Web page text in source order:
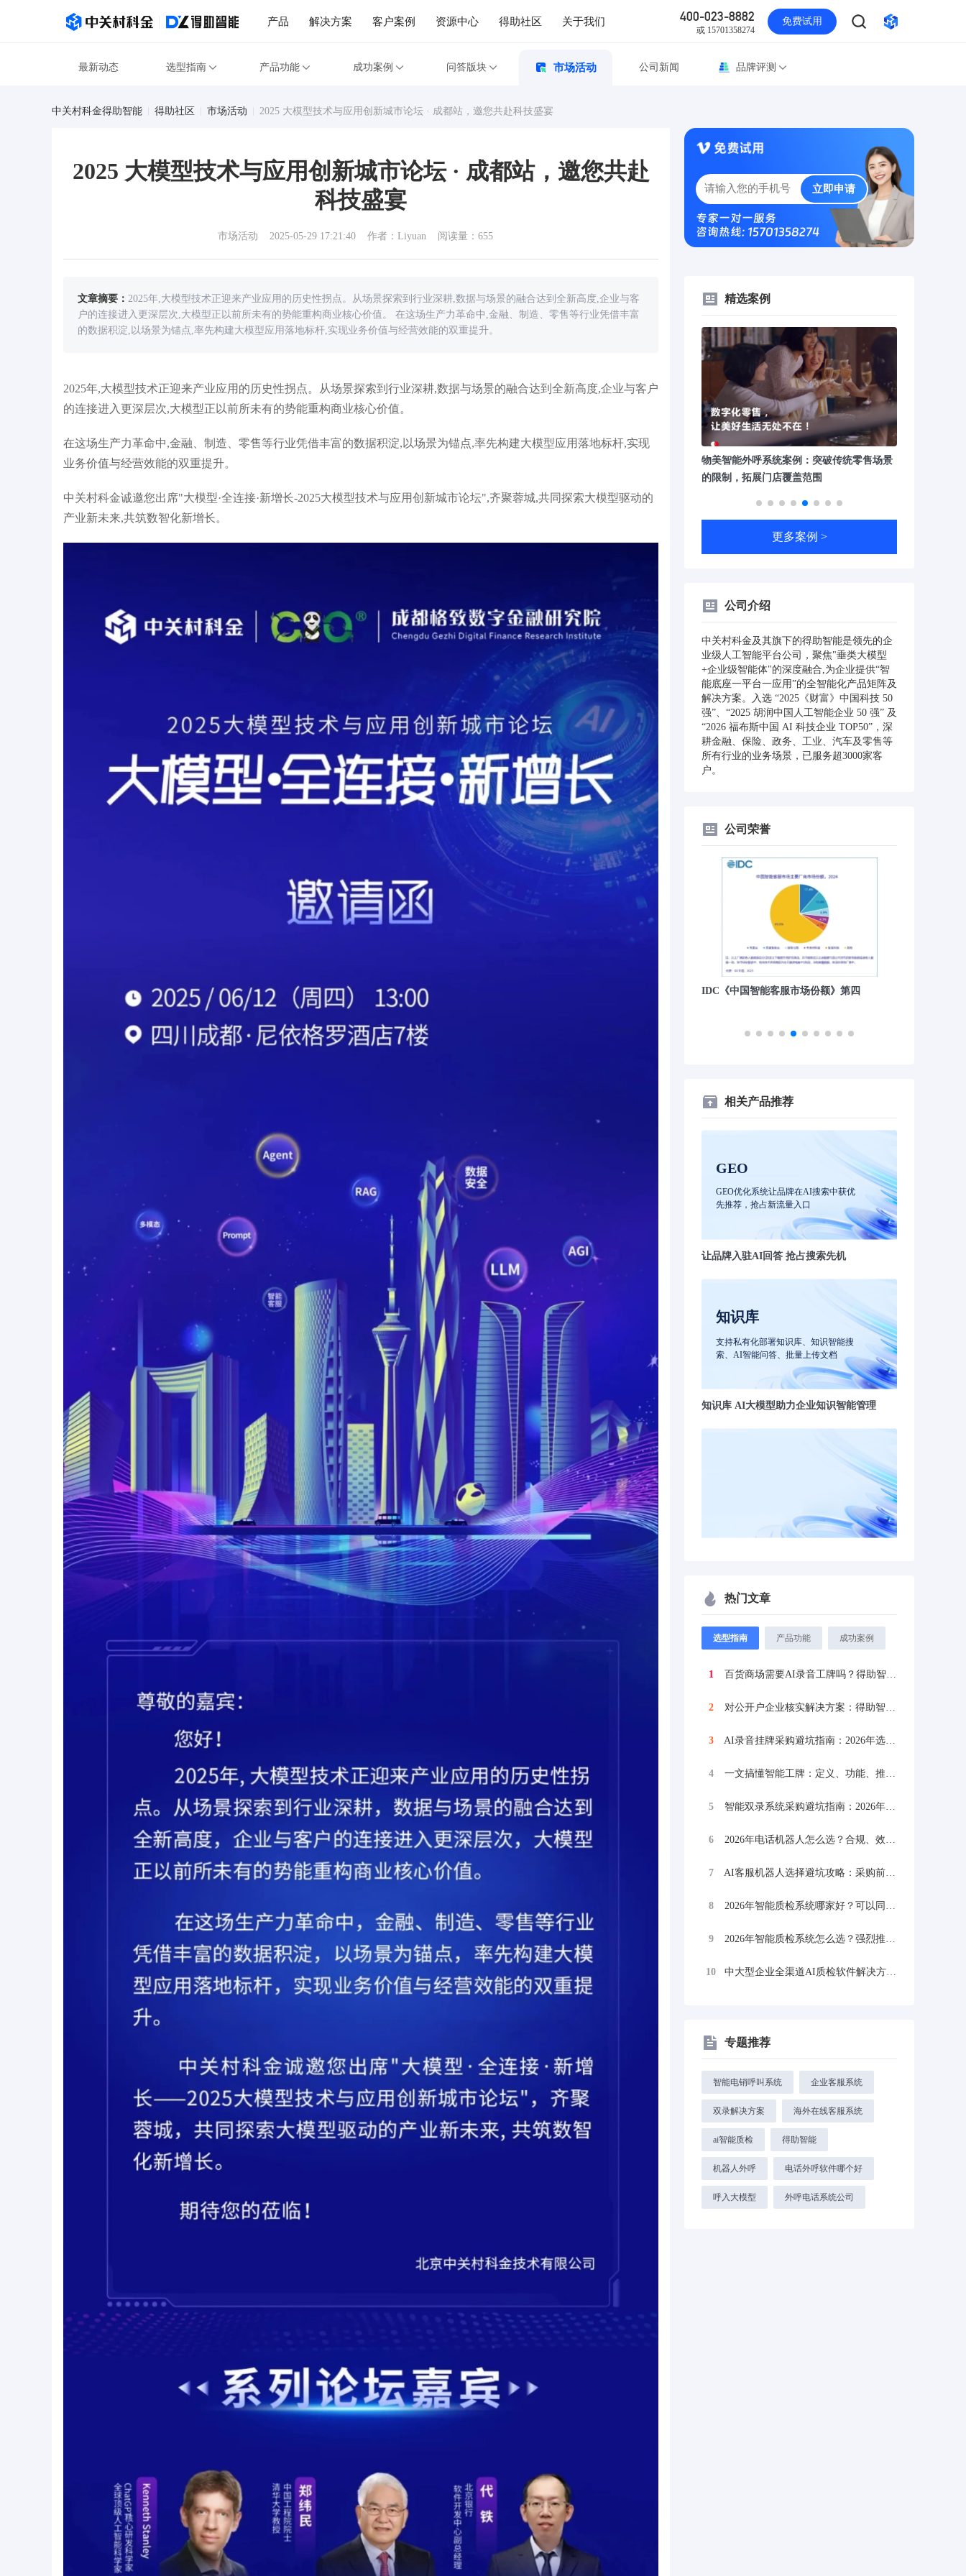
产品 解决方案 客户案例 资源中心 得助社区 关于我们 400-023-8882
或 15701358274
免费试用
最新动态 选型指南 产品功能 成功案例 问答版块 市场活动 公司新闻 品牌评测
中关村科金得助智能 得助社区 市场活动 2025 大模型技术与应用创新城市论坛 · 成都站，邀您共赴科技盛宴
2025 大模型技术与应用创新城市论坛 · 成都站，邀您共赴
科技盛宴
市场活动 2025-05-29 17:21:40 作者：Liyuan 阅读量：655
文章摘要： 2025年,大模型技术正迎来产业应用的历史性拐点。从场景探索到行业深耕,数据与场景的融合达到全新高度,企业与客
户的连接进入更深层次,大模型正以前所未有的势能重构商业核心价值。 在这场生产力革命中,金融、制造、零售等行业凭借丰富
的数据积淀,以场景为锚点,率先构建大模型应用落地标杆,实现业务价值与经营效能的双重提升。
2025年,大模型技术正迎来产业应用的历史性拐点。从场景探索到行业深耕,数据与场景的融合达到全新高度,企业与客户
的连接进入更深层次,大模型正以前所未有的势能重构商业核心价值。
在这场生产力革命中,金融、制造、零售等行业凭借丰富的数据积淀,以场景为锚点,率先构建大模型应用落地标杆,实现
业务价值与经营效能的双重提升。
中关村科金诚邀您出席"大模型·全连接·新增长-2025大模型技术与应用创新城市论坛",齐聚蓉城,共同探索大模型驱动的
产业新未来,共筑数智化新增长。
立即申请
专家一对一服务
咨询热线: 15701358274
精选案例
统案例：投诉录音量从 杭州医保：医保小智全时段智能应答、文字
中国工商银行企业微信SCRM案例：赋能生
产经营活动，提升线上营销效能
更多案例 >
公司介绍
中关村科金及其旗下的得助智能是领先的企
业级人工智能平台公司，聚焦"垂类大模型
+企业级智能体"的深度融合,为企业提供“智
能底座一平台一应用”的全智能化产品矩阵及
解决方案。入选 “2025《财富》中国科技 50
强”、“2025 胡润中国人工智能企业 50 强” 及
“2026 福布斯中国 AI 科技企业 TOP50”，深
耕金融、保险、政务、工业、汽车及零售等
所有行业的业务场景，已服务超3000家客
户。
公司荣誉
IDC《中国大模型开发平台2025年厂商评
估》领导者
胡润独角兽
沙丘社区《2024中国大模型先锋案例
相关产品推荐
GEO
GEO优化系统让品牌在AI搜索中获优
先推荐，抢占新流量入口
让品牌入驻AI回答 抢占搜索先机
知识库
支持私有化部署知识库、知识智能搜
索、AI智能问答、批量上传文档
知识库 AI大模型助力企业知识智能管理
热门文章
选型指南 产品功能 成功案例
1 百货商场需要AI录音工牌吗？得助智能如何...
2 对公开户企业核实解决方案：得助智能5G视...
3 AI录音挂牌采购避坑指南：2026年选择...
4 一文搞懂智能工牌：定义、功能、推荐品牌与...
5 智能双录系统采购避坑指南：2026年选择...
6 2026年电话机器人怎么选？合规、效率与...
7 AI客服机器人选择避坑攻略：采购前必看的...
8 2026年智能质检系统哪家好？可以同时对...
9 2026年智能质检系统怎么选？强烈推荐合...
10 中大型企业全渠道AI质检软件解决方案：让...
专题推荐
智能电销呼叫系统 企业客服系统
双录解决方案 海外在线客服系统
ai智能质检 得助智能
机器人外呼 电话外呼软件哪个好
呼入大模型 外呼电话系统公司